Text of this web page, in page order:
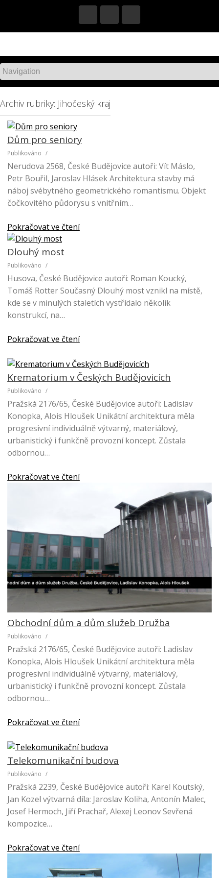
o
c
o
n
Archiv rubriky: Jihočeský kraj
Dům pro seniory
Publikováno /
Nerudova 2568, České Budějovice autoři: Vít Máslo,
Petr Bouřil, Jaroslav Hlásek Architektura stavby má
náboj svébytného geometrického romantismu. Objekt
čočkovitého půdorysu s vnitřním…
Pokračovat ve čtení
Dlouhý most
Publikováno /
Husova, České Budějovice autoři: Roman Koucký,
Tomáš Rotter Současný Dlouhý most vznikl na místě,
kde se v minulých staletích vystřídalo několik
konstrukcí, na…
Pokračovat ve čtení
Krematorium v Českých Budějovicích
Publikováno /
Pražská 2176/65, České Budějovice autoři: Ladislav
Konopka, Alois Hloušek Unikátní architektura měla
progresivní individuálně výtvarný, materiálový,
urbanistický i funkčně provozní koncept. Zůstala
odbornou…
Pokračovat ve čtení
Obchodní dům a dům služeb Družba
Publikováno /
Pražská 2176/65, České Budějovice autoři: Ladislav
Konopka, Alois Hloušek Unikátní architektura měla
progresivní individuálně výtvarný, materiálový,
urbanistický i funkčně provozní koncept. Zůstala
odbornou…
Pokračovat ve čtení
Telekomunikační budova
Publikováno /
Pražská 2239, České Budějovice autoři: Karel Koutský,
Jan Kozel výtvarná díla: Jaroslav Koliha, Antonín Malec,
Josef Hermoch, Jiří Prachař, Alexej Leonov Sevřená
kompozice…
Pokračovat ve čtení